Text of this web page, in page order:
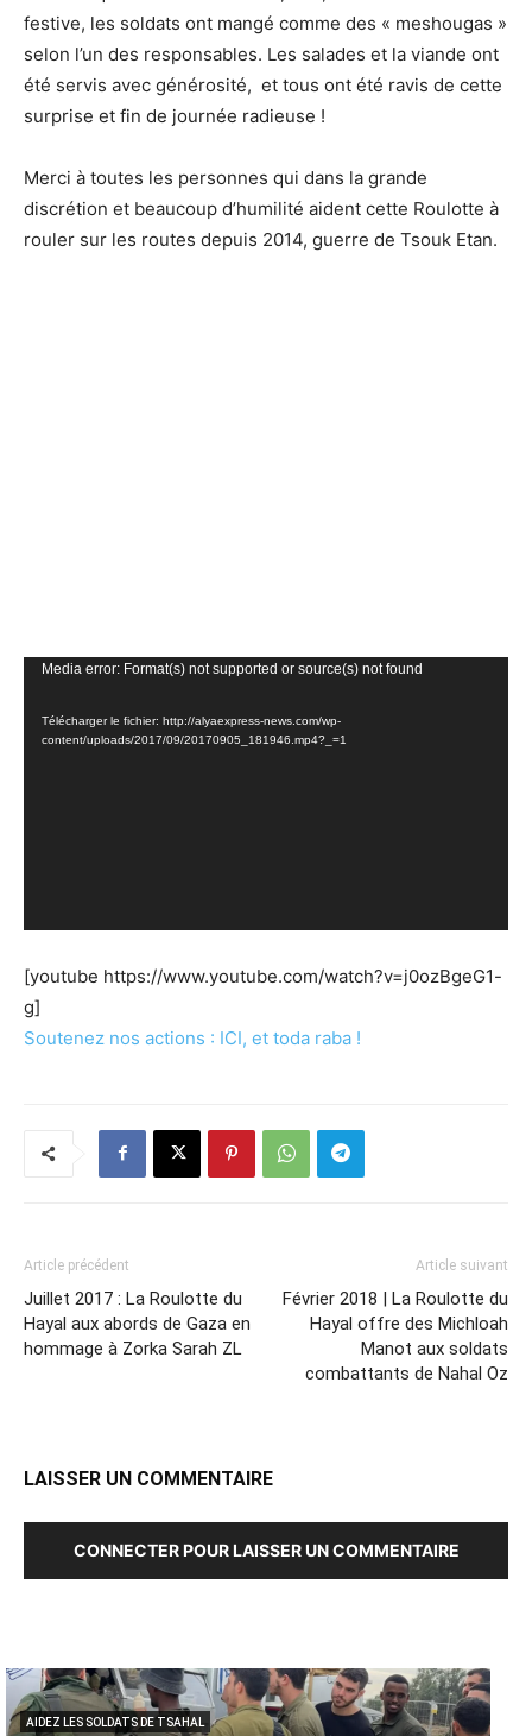
festive, les soldats ont mangé comme des « meshougas »
selon l’un des responsables. Les salades et la viande ont
été servis avec générosité, et tous ont été ravis de cette
surprise et fin de journée radieuse !
Merci à toutes les personnes qui dans la grande
discrétion et beaucoup d’humilité aident cette Roulotte à
rouler sur les routes depuis 2014, guerre de Tsouk Etan.
Lecteur
Media error: Format(s) not supported or source(s) not found
Télécharger le fichier: http://alyaexpress-news.com/wp-
content/uploads/2017/09/20170905_181946.mp4?_=1
[youtube https://www.youtube.com/watch?v=j0ozBgeG1-
g]
Soutenez nos actions : ICI, et toda raba !
Article précédent
Juillet 2017 : La Roulotte du
Hayal aux abords de Gaza en
hommage à Zorka Sarah ZL
Article suivant
Février 2018 | La Roulotte du
Hayal offre des Michloah
Manot aux soldats
combattants de Nahal Oz
LAISSER UN COMMENTAIRE
CONNECTER POUR LAISSER UN COMMENTAIRE
AIDEZ LES SOLDATS DE TSAHAL